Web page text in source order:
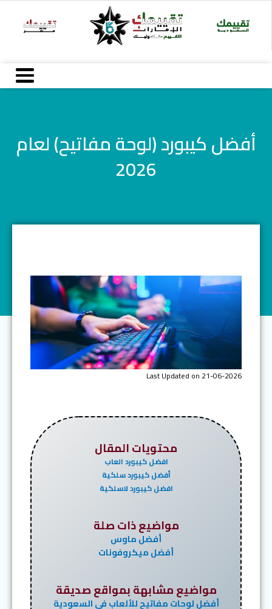
Skip
content
أفضل كيبورد (لوحة مفاتيح) لعام
2026
Last Updated on 21-06-2026
محتويات المقال
افضل كيبورد العاب
أفضل كيبورد سلكية
افضل كيبورد لاسلكية
مواضيع ذات صلة
أفضل ماوس
أفضل ميكروفونات
مواضيع مشابهة بمواقع صديقة
أفضل لوحات مفاتيح للألعاب في السعودية